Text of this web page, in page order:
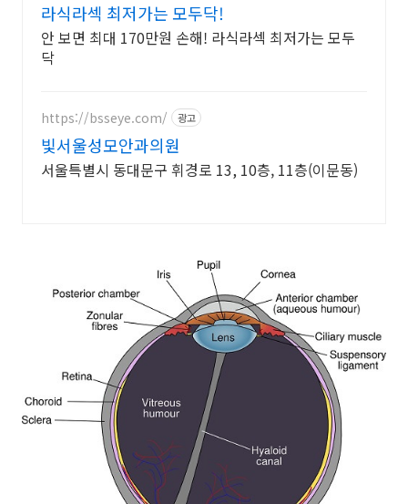
라식라섹 최저가는 모두닥!
안 보면 최대 170만원 손해! 라식라섹 최저가는 모두
닥
https://bsseye.com/ 광고
빛서울성모안과의원
서울특별시 동대문구 휘경로 13, 10층, 11층(이문동)